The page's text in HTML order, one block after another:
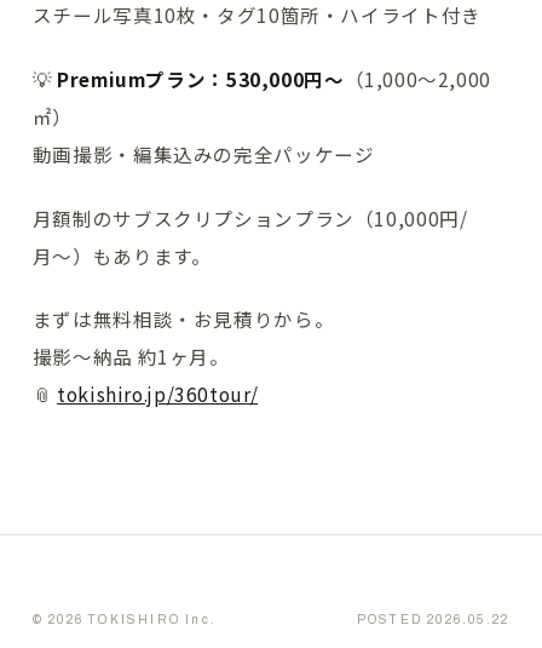
スチール写真10枚・タグ10箇所・ハイライト付き
💡 Premiumプラン：530,000円〜 （1,000〜2,000
㎡）
動画撮影・編集込みの完全パッケージ
月額制のサブスクリプションプラン（10,000円/
月〜）もあります。
まずは無料相談・お見積りから。
撮影〜納品 約1ヶ月。
📎 tokishiro.jp/360tour/
© 2026 TOKISHIRO Inc. POSTED 2026.05.22